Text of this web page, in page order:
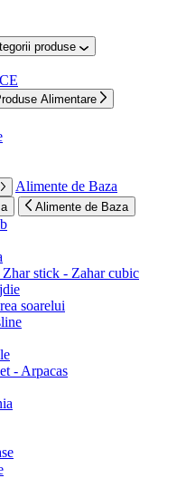
produse
Alimentare
Alimente de Baza
Alimente de Baza
stick - Zahar cubic
soarelui
- Arpacas